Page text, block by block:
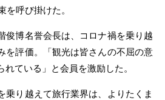
を呼び掛けた。
俊博名誉会長は、コロナ禍を乗り越
を評価。「観光は皆さんの不屈の意
ている」と会員を激励した。
乗り越えて旅行業界は、よりたくま